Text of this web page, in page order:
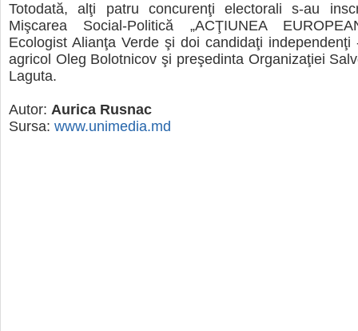
Totodată, alţi patru concurenţi electorali s-au
Mişcarea Social-Politică „ACŢIUNEA
Ecologist Alianţa Verde şi doi candidaţi independenţi
agricol Oleg Bolotnicov şi preşedinta Organizaţiei
Laguta.
Autor: Aurica Rusnac
Sursa: www.unimedia.md